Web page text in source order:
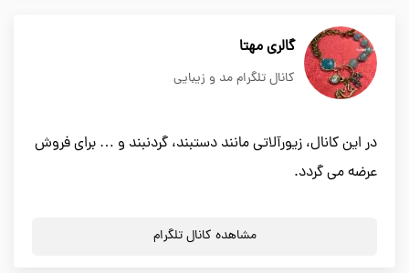
گالری مهتا
کانال تلگرام مد و زیبایی
در این کانال، زیورآلاتی مانند دستبند، گردنبند و … برای فروش
عرضه می گردد.
مشاهده کانال تلگرام